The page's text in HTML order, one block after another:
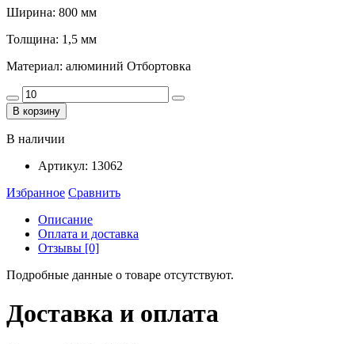
Ширина: 800 мм
Толщина: 1,5 мм
Материал: алюминий Отбортовка
В корзину
В наличии
Артикул: 13062
Избранное Сравнить
Описание
Оплата и доставка
Отзывы [0]
Подробные данные о товаре отсутствуют.
Доставка и оплата